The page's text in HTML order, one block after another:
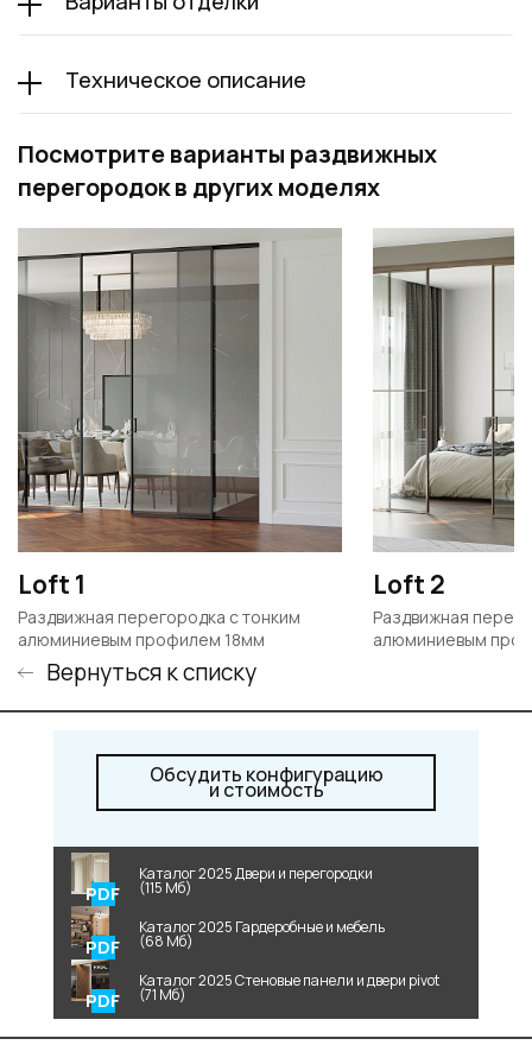
Техническое описание
Посмотрите варианты раздвижных
перегородок в других моделях
Loft 1
Раздвижная перегородка с тонким
алюминиевым профилем 18мм
Loft 2
Раздвижная
алюминиевым
Вернуться к списку
Обсудить конфигурацию
и стоимость
Каталог 2025 Двери и перегородки
(115 Мб)
Каталог 2025 Гардеробные и мебель
(68 Мб)
Каталог 2025 Стеновые панели и двери pivot
(71 Мб)